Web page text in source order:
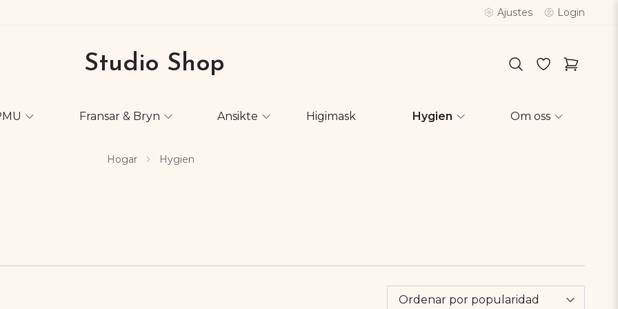
Ajustes Login
Studio Shop
Fransar & Bryn Ansikte Higimask Hygien Om oss
Hogar Hygien